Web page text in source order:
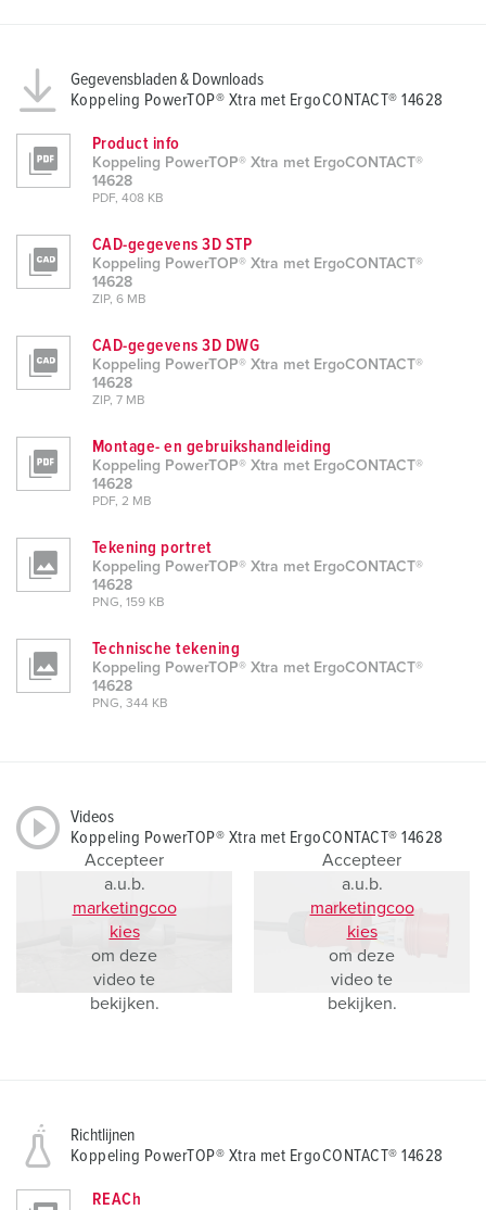
Gegevensbladen & Downloads
Koppeling PowerTOP® Xtra met ErgoCONTACT® 14628
Product info
Koppeling PowerTOP® Xtra met ErgoCONTACT®
14628
PDF, 408 KB
CAD-gegevens 3D STP
Koppeling PowerTOP® Xtra met ErgoCONTACT®
14628
ZIP, 6 MB
CAD-gegevens 3D DWG
Koppeling PowerTOP® Xtra met ErgoCONTACT®
14628
ZIP, 7 MB
Montage- en gebruikshandleiding
Koppeling PowerTOP® Xtra met ErgoCONTACT®
14628
PDF, 2 MB
Tekening portret
Koppeling PowerTOP® Xtra met ErgoCONTACT®
14628
PNG, 159 KB
Technische tekening
Koppeling PowerTOP® Xtra met ErgoCONTACT®
14628
PNG, 344 KB
Videos
Koppeling PowerTOP® Xtra met ErgoCONTACT® 14628
Accepteer
a.u.b.
marketingcoo
kies
om deze
video te
bekijken.
Accepteer
a.u.b.
marketingcoo
kies
om deze
video te
bekijken.
Richtlijnen
Koppeling PowerTOP® Xtra met ErgoCONTACT® 14628
REACh